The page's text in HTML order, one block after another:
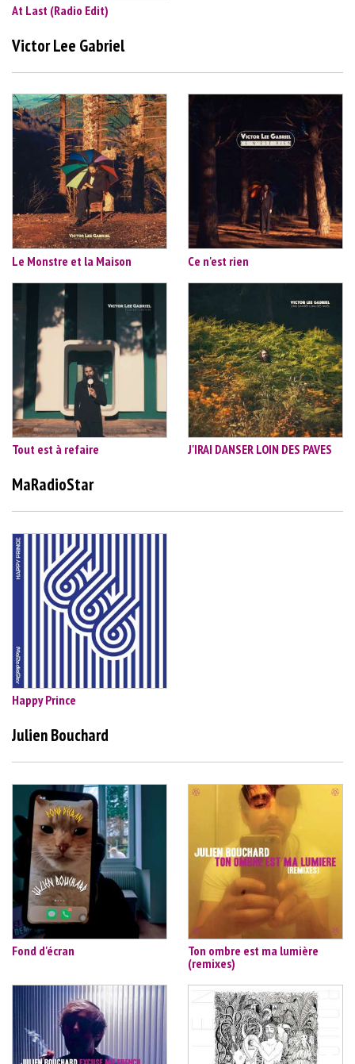
At Last (Radio Edit)
Victor Lee Gabriel
Le Monstre et la Maison Ce n'est rien
Tout est à refaire J'IRAI DANSER LOIN DES PAVES
MaRadioStar
Happy Prince
Julien Bouchard
Fond d'écran
Ton ombre est ma lumière
(remixes)